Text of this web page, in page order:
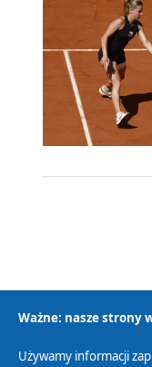
Ważne: nasze strony
Używamy informacji